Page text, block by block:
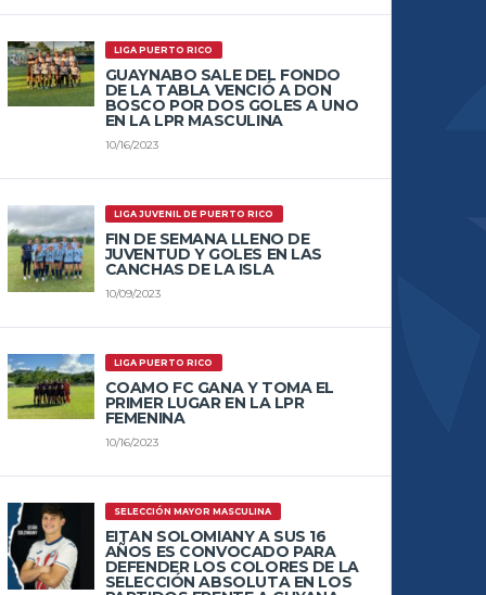
LIGA PUERTO RICO
GUAYNABO SALE DEL FONDO
DE LA TABLA VENCIÓ A DON
BOSCO POR DOS GOLES A UNO
EN LA LPR MASCULINA
10/16/2023
LIGA JUVENIL DE PUERTO RICO
FIN DE SEMANA LLENO DE
JUVENTUD Y GOLES EN LAS
CANCHAS DE LA ISLA
10/09/2023
LIGA PUERTO RICO
COAMO FC GANA Y TOMA EL
PRIMER LUGAR EN LA LPR
FEMENINA
10/16/2023
SELECCIÓN MAYOR MASCULINA
EITAN SOLOMIANY A SUS 16
AÑOS ES CONVOCADO PARA
DEFENDER LOS COLORES DE LA
SELECCIÓN ABSOLUTA EN LOS